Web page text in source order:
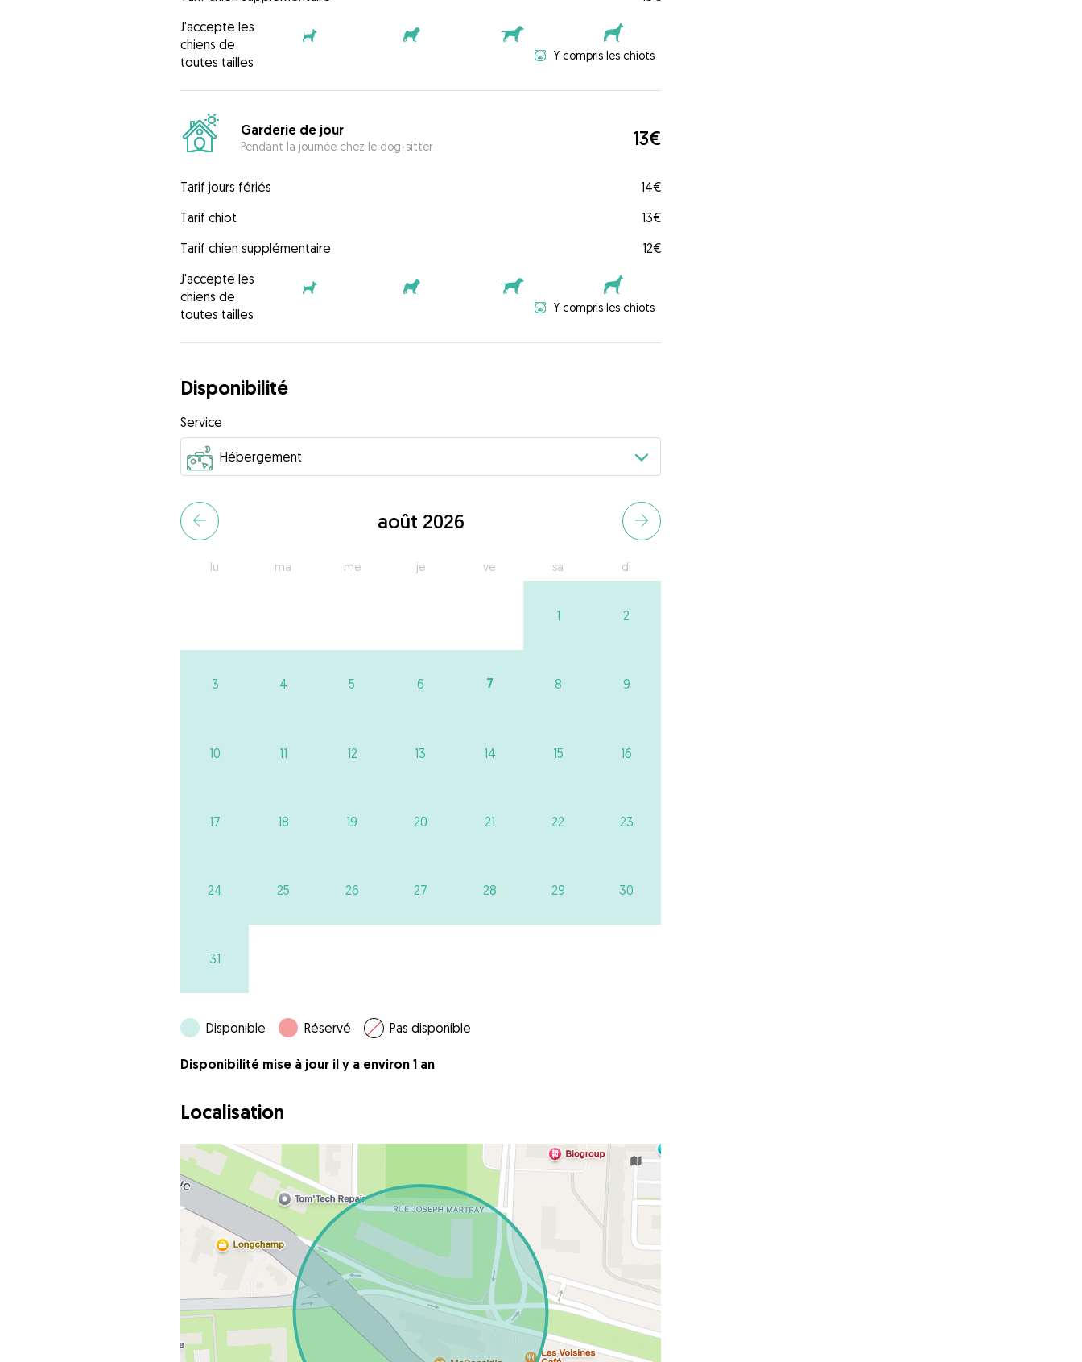
J'accepte les
chiens de
toutes tailles
Y compris les chiots
Garderie de jour
Pendant la journée chez le dog-sitter 13€
Tarif jours fériés
14€
Tarif chiot
13€
Tarif chien supplémentaire
12€
J'accepte les
chiens de
toutes tailles
Y compris les chiots
Disponibilité
Service
août 2026
lu ma me je ve sa di
1 2
3 4 5 6 7 8 9
10 11 12 13 14 15 16
17 18 19 20 21 22 23
24 25 26 27 28 29 30
31
Disponible Réservé Pas disponible
Disponibilité mise à jour il y a environ 1 an
Localisation